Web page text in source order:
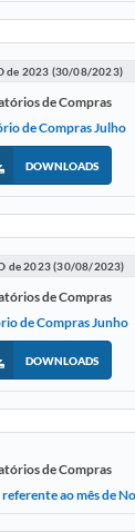
de 2023 (30/08/2023)
de Compras
de Compras Julho
DOWNLOADS
de 2023 (30/08/2023)
de Compras
de Compras Junho
DOWNLOADS
de Compras
ao mês de